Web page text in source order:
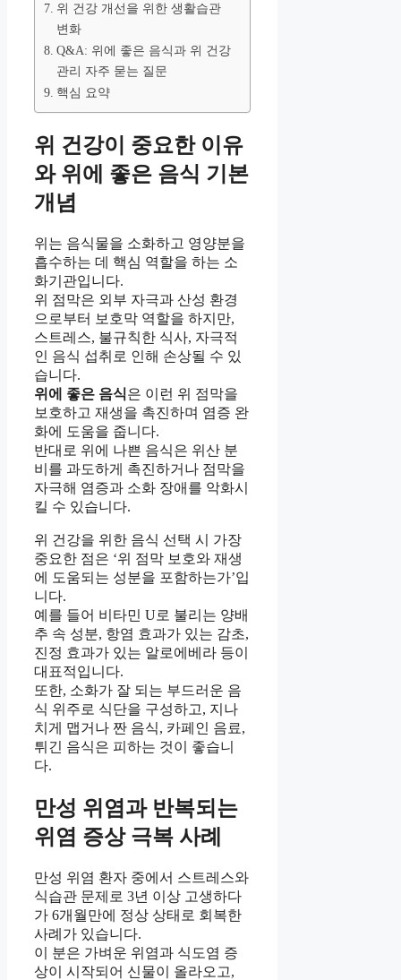
위 건강 개선을 위한 생활습관
변화
Q&A: 위에 좋은 음식과 위 건강
관리 자주 묻는 질문
핵심 요약
위 건강이 중요한 이유
와 위에 좋은 음식 기본
개념
위는 음식물을 소화하고 영양분을
흡수하는 데 핵심 역할을 하는 소
화기관입니다.
위 점막은 외부 자극과 산성 환경
으로부터 보호막 역할을 하지만,
스트레스, 불규칙한 식사, 자극적
인 음식 섭취로 인해 손상될 수 있
습니다.
위에 좋은 음식은 이런 위 점막을
보호하고 재생을 촉진하며 염증 완
화에 도움을 줍니다.
반대로 위에 나쁜 음식은 위산 분
비를 과도하게 촉진하거나 점막을
자극해 염증과 소화 장애를 악화시
킬 수 있습니다.
위 건강을 위한 음식 선택 시 가장
중요한 점은 ‘위 점막 보호와 재생
에 도움되는 성분을 포함하는가’입
니다.
예를 들어 비타민 U로 불리는 양배
추 속 성분, 항염 효과가 있는 감초,
진정 효과가 있는 알로에베라 등이
대표적입니다.
또한, 소화가 잘 되는 부드러운 음
식 위주로 식단을 구성하고, 지나
치게 맵거나 짠 음식, 카페인 음료,
튀긴 음식은 피하는 것이 좋습니
다.
만성 위염과 반복되는
위염 증상 극복 사례
만성 위염 환자 중에서 스트레스와
식습관 문제로 3년 이상 고생하다
가 6개월만에 정상 상태로 회복한
사례가 있습니다.
이 분은 가벼운 위염과 식도염 증
상이 시작되어 신물이 올라오고,